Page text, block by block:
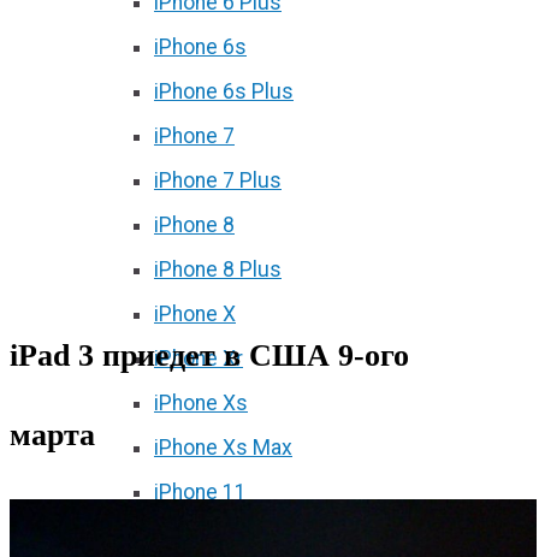
iPhone 6s
iPhone 6s Plus
iPhone 7
iPhone 7 Plus
iPhone 8
iPhone 8 Plus
iPhone X
iPhone Xr
iPhone Xs
iPhone Xs Max
iPhone 11
iPad 3 приедет в США 9-ого
марта